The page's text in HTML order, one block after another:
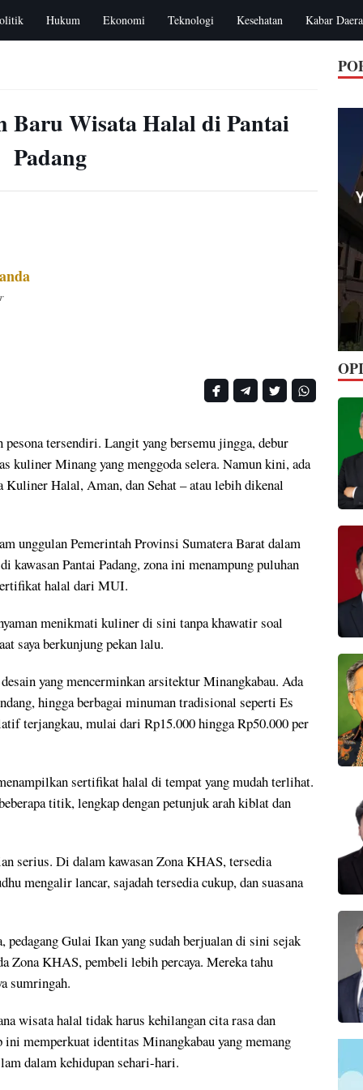
Hukum Ekonomi Teknologi Kesehatan Kabar
Baru Wisata Halal di Pantai
Padang
tersendiri. Langit yang bersemu jingga, debur
kuliner Minang yang menggoda selera. Namun kini, ada
Kuliner Halal, Aman, dan Sehat – atau lebih dikenal
unggulan Pemerintah Provinsi Sumatera Barat dalam
kawasan Pantai Padang, zona ini menampung puluhan
halal dari MUI.
menikmati kuliner di sini tanpa khawatir soal
saya berkunjung pekan lalu.
yang mencerminkan arsitektur Minangkabau. Ada
hingga berbagai minuman tradisional seperti Es
terjangkau, mulai dari Rp15.000 hingga Rp50.000 per
sertifikat halal di tempat yang mudah terlihat.
titik, lengkap dengan petunjuk arah kiblat dan
serius. Di dalam kawasan Zona KHAS, tersedia
mengalir lancar, sajadah tersedia cukup, dan suasana
pedagang Gulai Ikan yang sudah berjualan di sini sejak
Zona KHAS, pembeli lebih percaya. Mereka tahu
sumringah.
wisata halal tidak harus kehilangan cita rasa dan
memperkuat identitas Minangkabau yang memang
dalam kehidupan sehari-hari.